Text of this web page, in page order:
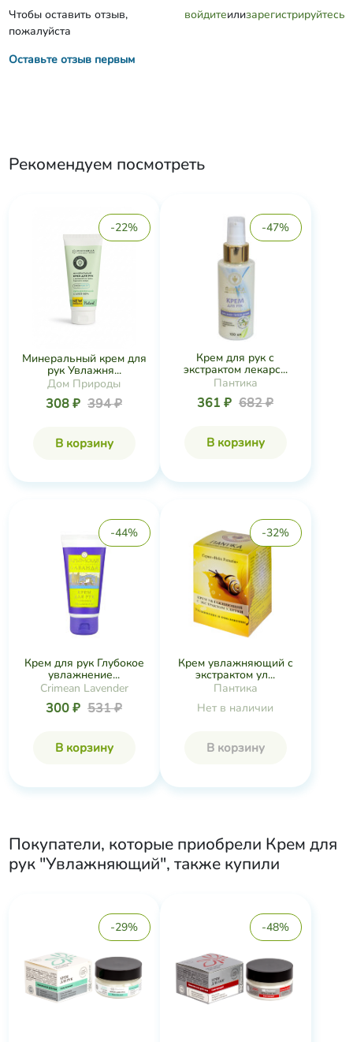
Чтобы оставить отзыв,
пожалуйста
войдитеилизарегистрируйтесь
Оставьте отзыв первым
Рекомендуем посмотреть
-22%
Минеральный крем для
рук Увлажня...
Дом Природы
308 ₽ 394 ₽
В корзину
-47%
Крем для рук с
экстрактом лекарс...
Пантика
361 ₽ 682 ₽
В корзину
-44%
Крем для рук Глубокое
увлажнение...
Crimean Lavender
300 ₽ 531 ₽
В корзину
-32%
Крем увлажняющий с
экстрактом ул...
Пантика
Нет в наличии
В корзину
Покупатели, которые приобрели Крем для
рук "Увлажняющий", также купили
-29% -48%